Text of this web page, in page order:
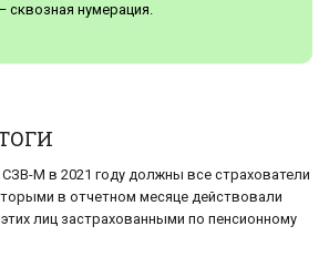
сквозная нумерация.
М в 2021 году должны все страхователи
в отчетном месяце действовали
лиц застрахованными по пенсионному